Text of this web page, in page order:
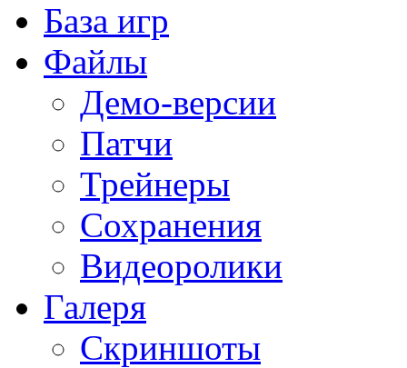
База игр
Файлы
Демо-версии
Патчи
Трейнеры
Сохранения
Видеоролики
Галеря
Скриншоты